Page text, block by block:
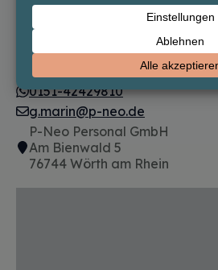
Persönlicher
Ansprechpartner
07271-767 014 8
0151-42429810
g.marin@p-neo.de
P-Neo Personal GmbH
Am Bienwald 5
76744 Wörth am Rhein